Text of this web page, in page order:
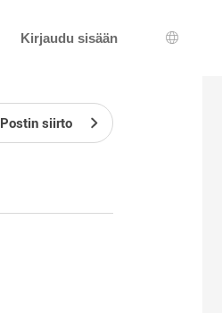
Kirjaudu sisään
Kielen
Postin siirto